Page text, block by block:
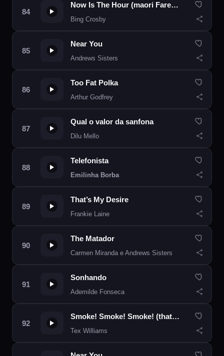
Now Is The Hour (maori Farewell Song)
Bing Crosby
Near You
Andrews Sisters
Too Fat Polka
Arthur Godfrey
Qual o valor da sanfona
Dilu Mello
Telefonista
Emilinha Borba
That’s My Desire
Frankie Laine
The Matador
Carmen Miranda e Andrews Sisters
Sonhando
Ademilde Fonseca
Smoke! Smoke! Smoke! (that Cigarette)
Tex Williams